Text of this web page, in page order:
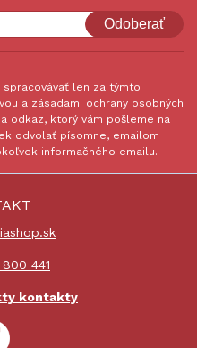
Odoberať
len za týmto
a zásadami ochrany osobných
odkaz, ktorý vám pošleme na
odvolať písomne, emailom
informačného emailu.
441
kontakty